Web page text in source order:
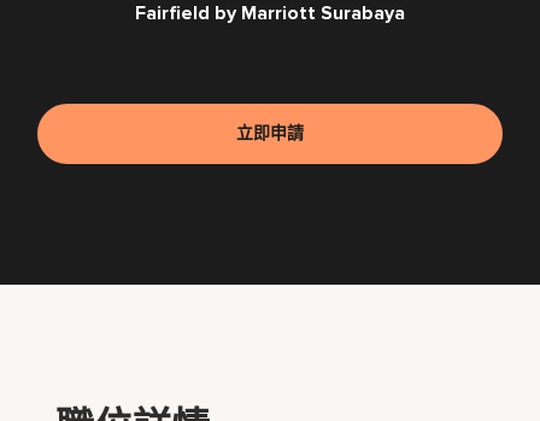
Fairfield by Marriott Surabaya
立即申請